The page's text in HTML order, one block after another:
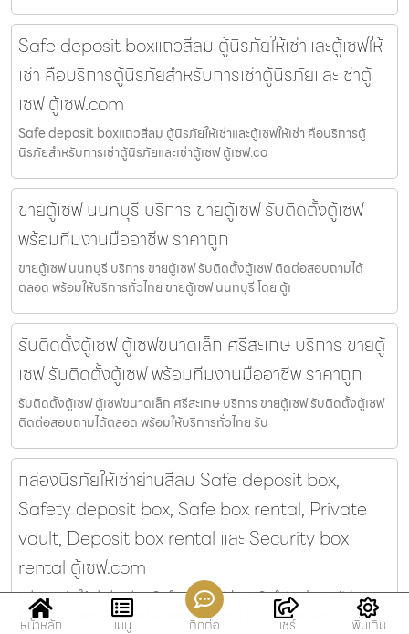
Safe deposit boxแถวสีลม ตู้นิรภัยให้เช่าและตู้เซฟให้
เช่า คือบริการตู้นิรภัยสำหรับการเช่าตู้นิรภัยและเช่าตู้
เซฟ ตู้เซฟ.com
Safe deposit boxแถวสีลม ตู้นิรภัยให้เช่าและตู้เซฟให้เช่า คือบริการตู้
นิรภัยสำหรับการเช่าตู้นิรภัยและเช่าตู้เซฟ ตู้เซฟ.co
ขายตู้เซฟ นนทบุรี บริการ ขายตู้เซฟ รับติดตั้งตู้เซฟ
พร้อมทีมงานมืออาชีพ ราคาถูก
ขายตู้เซฟ นนทบุรี บริการ ขายตู้เซฟ รับติดตั้งตู้เซฟ ติดต่อสอบถามได้
ตลอด พร้อมให้บริการทั่วไทย ขายตู้เซฟ นนทบุรี โดย ตู้เ
รับติดตั้งตู้เซฟ ตู้เซฟขนาดเล็ก ศรีสะเกษ บริการ ขายตู้
เซฟ รับติดตั้งตู้เซฟ พร้อมทีมงานมืออาชีพ ราคาถูก
รับติดตั้งตู้เซฟ ตู้เซฟขนาดเล็ก ศรีสะเกษ บริการ ขายตู้เซฟ รับติดตั้งตู้เซฟ
ติดต่อสอบถามได้ตลอด พร้อมให้บริการทั่วไทย รับ
กล่องนิรภัยให้เช่าย่านสีลม Safe deposit box,
Safety deposit box, Safe box rental, Private
vault, Deposit box rental และ Security box
rental ตู้เซฟ.com
กล่องนิรภัยให้เช่าย่านสีลม Safe deposit box, Safety deposit box,
Safe box rental, Private vault, Deposit box rental และ
หน้าหลัก เมนู ติดต่อ แชร์ เพิ่มเติม